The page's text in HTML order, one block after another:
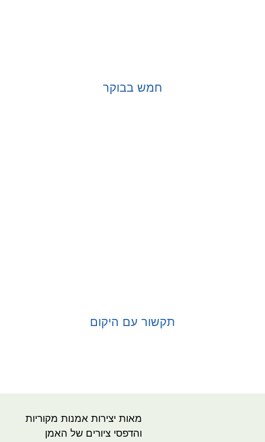
חמש בבוקר
תקשור עם היקום
מאות יצירות אמנות מקוריות
והדפסי ציורים של האמן